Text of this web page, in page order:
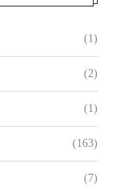
(1)
(2)
(1)
(163)
(7)